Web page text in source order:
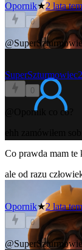
Opornik★2 lata
0
SuperSzturmowiec
0
@Opornik
co co?
ehh zamówiłem
Co prawda mam te
ale od razu
Opornik★2 lata
0